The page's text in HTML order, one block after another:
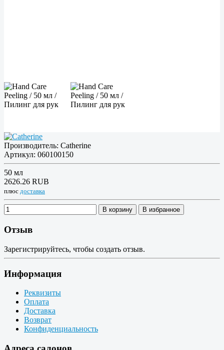
Производитель: Catherine
Артикул: 060100150
50 мл
2626.26 RUB
плюс доставка
В корзину В избранное
Отзыв
Зарегистрируйтесь, чтобы создать отзыв.
Информация
Реквизиты
Оплата
Доставка
Возврат
Конфиденциальность